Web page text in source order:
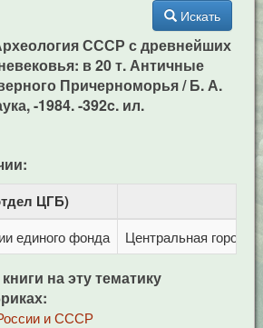
Искать
СССР с древнейших
в 20 т. Античные
Причерноморья / Б. А.
-1984. -392c. ил.
ЦГБ)
единого фонда Центральная
на эту тематику
и СССР